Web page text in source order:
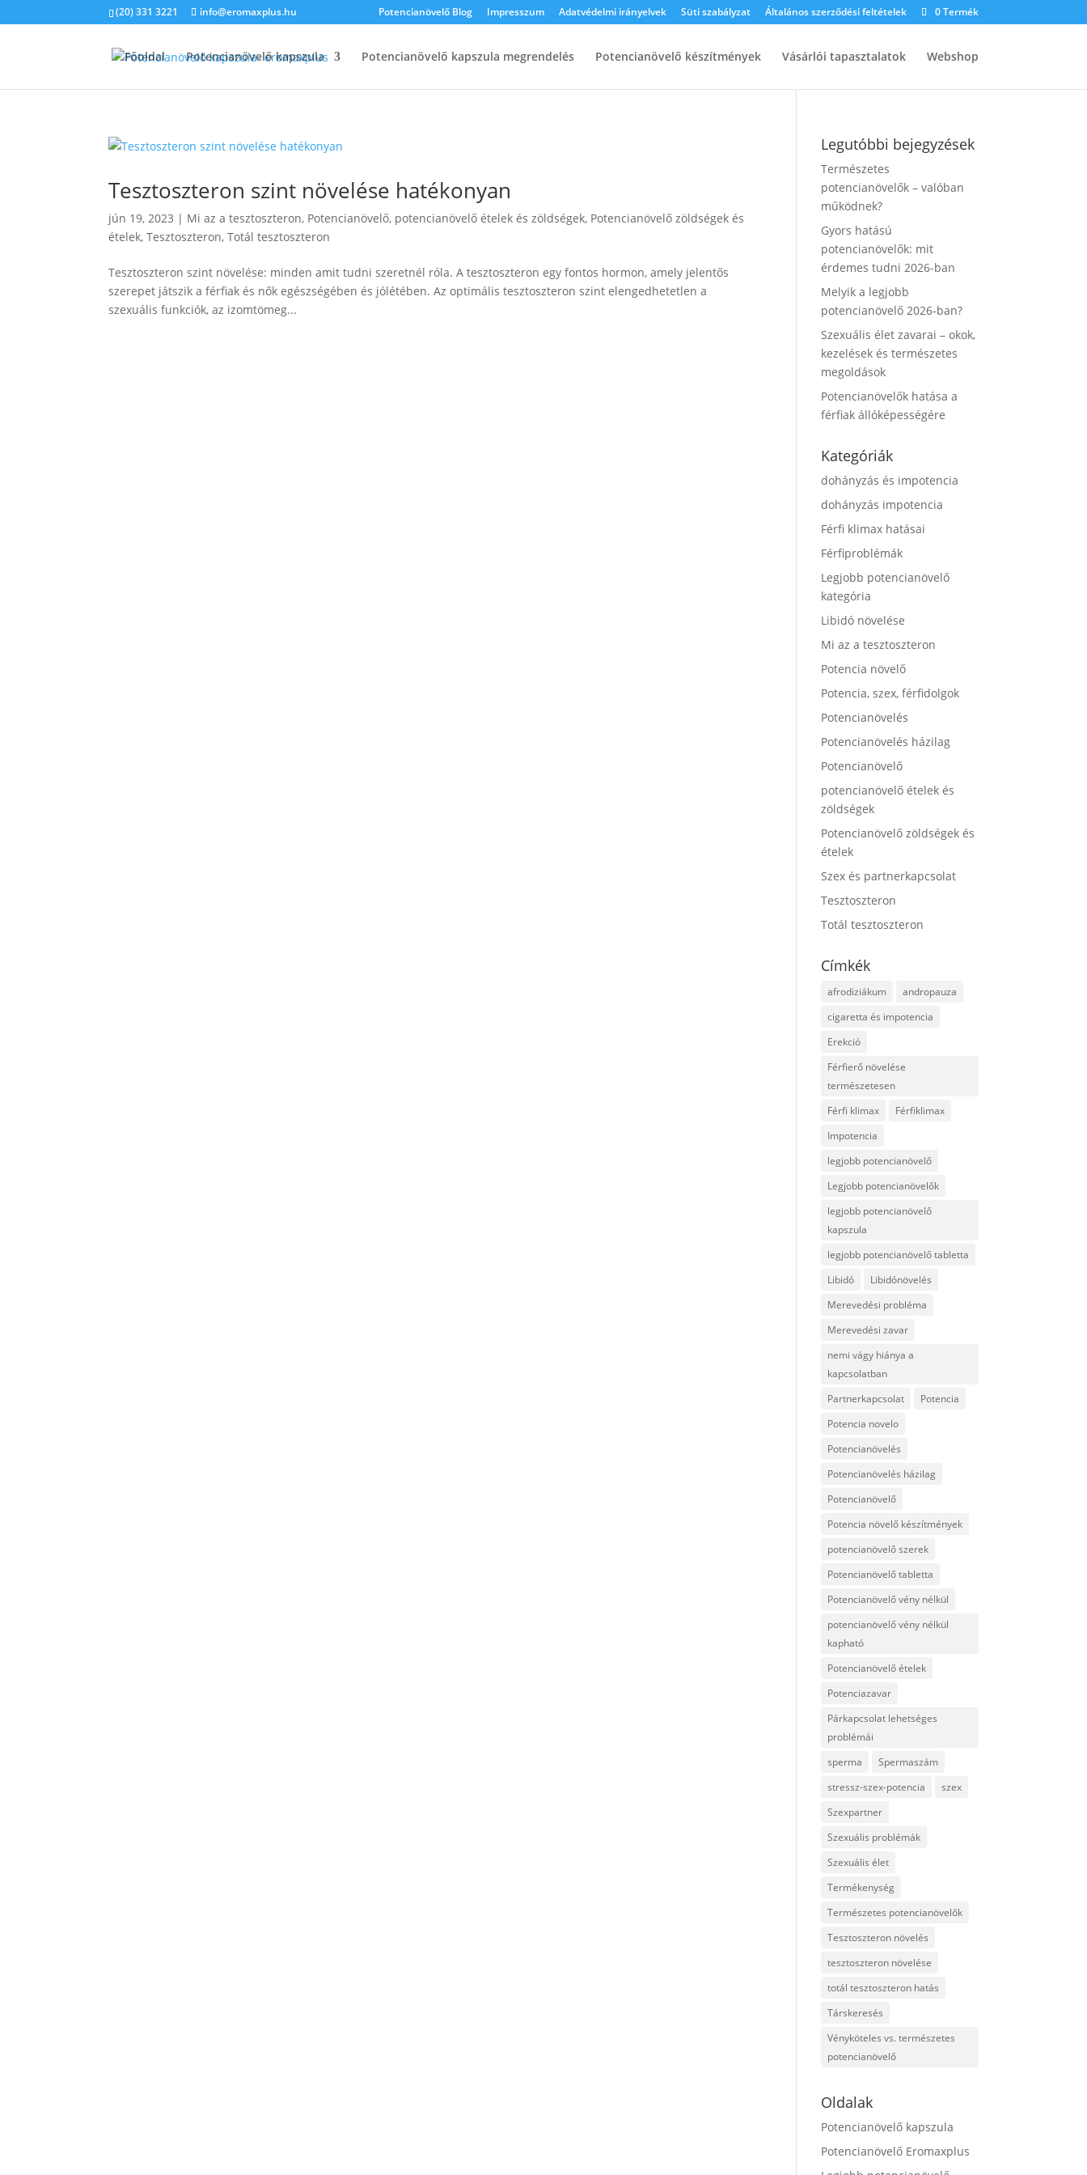
(20) 331 3221 info@eromaxplus.hu Potencianövelő Blog Impresszum Adatvédelmi irányelvek Süti szabályzat Általános szerződési feltételek 0 Termék
Főoldal Potencianövelő kapszula Potencianövelő kapszula megrendelés Potencianövelő készítmények Vásárlói tapasztalatok Webshop
Tesztoszteron szint növelése hatékonyan
jún 19, 2023 | Mi az a tesztoszteron, Potencianövelő, potencianövelő ételek és zöldségek, Potencianövelő zöldségek és
ételek,Tesztoszteron,Totál tesztoszteron
Tesztoszteron szint növelése: minden amit tudni szeretnél róla. A tesztoszteron egy fontos hormon, amely jelentős
szerepet játszik a férfiak és nők egészségében és jólétében. Az optimális tesztoszteron szint elengedhetetlen a
szexuális funkciók, az izomtömeg...
Legutóbbi bejegyzések
Természetes
potencianövelők – valóban
működnek?
Gyors hatású
potencianövelők: mit
érdemes tudni 2026-ban
Melyik a legjobb
potencianövelő 2026-ban?
Szexuális élet zavarai – okok,
kezelések és természetes
megoldások
Potencianövelők hatása a
férfiak állóképességére
Kategóriák
dohányzás és impotencia
dohányzás impotencia
Férfi klimax hatásai
Férfiproblémák
Legjobb potencianövelő
kategória
Libidó növelése
Mi az a tesztoszteron
Potencia növelő
Potencia, szex, férfidolgok
Potencianövelés
Potencianövelés házilag
Potencianövelő
potencianövelő ételek és
zöldségek
Potencianövelő zöldségek és
ételek
Szex és partnerkapcsolat
Tesztoszteron
Totál tesztoszteron
Címkék
afrodiziákum
andropauza
cigaretta és impotencia
Erekció
Férfierő növelése
természetesen
Férfi klimax
Férfiklimax
Impotencia
legjobb potencianövelő
Legjobb potencianövelők
legjobb potencianövelő
kapszula
legjobb potencianövelő tabletta
Libidó
Libidónövelés
Merevedési probléma
Merevedési zavar
nemi vágy hiánya a
kapcsolatban
Partnerkapcsolat
Potencia
Potencia novelo
Potencianövelés
Potencianövelés házilag
Potencianövelő
Potencia növelő készítmények
potencianövelő szerek
Potencianövelő tabletta
Potencianövelő vény nélkül
potencianövelő vény nélkül
kapható
Potencianövelő ételek
Potenciazavar
Párkapcsolat lehetséges
problémái
sperma
Spermaszám
stressz-szex-potencia
szex
Szexpartner
Szexuális problémák
Szexuális élet
Termékenység
Természetes potencianövelők
Tesztoszteron növelés
tesztoszteron növelése
totál tesztoszteron hatás
Társkeresés
Vényköteles vs. természetes
potencianövelő
Oldalak
Potencianövelő kapszula
Potencianövelő Eromaxplus